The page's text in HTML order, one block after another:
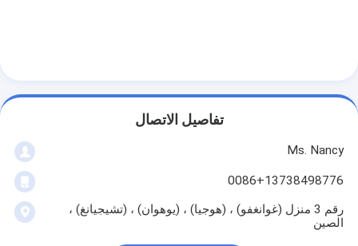
مراقبة الجودة
تفاصيل الاتصال
Ms. Nancy
0086+13738498776
رقم 3 منزل (غوانغفو) ، (هوجيا) ، (يوهوان) ، (تشيجيانغ) ،
الصين